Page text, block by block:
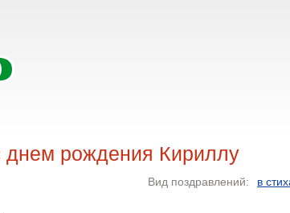
днем рождения Кириллу
Вид поздравлений: в